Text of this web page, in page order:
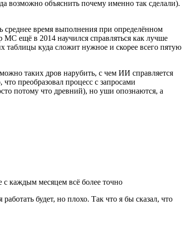
возможно объяснить почему именно так сделали).
среднее время выполнения при определённом
ещё в 2014 научился справляться как лучше
куда сложит нужное и скорее всего пятую
таких дров нарубить, с чем ИИ справляется
преобразовал процесс с запросами
потому что древний), но уши опознаются, а
с каждым месяцем всё более точно
будет, но плохо. Так что я бы сказал, что